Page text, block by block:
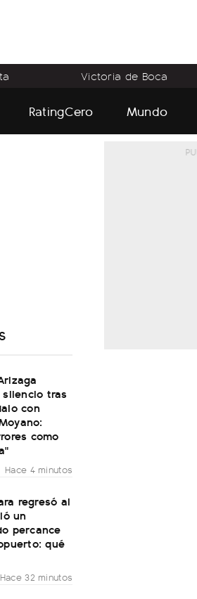
Victoria de Boca
RatingCero Mundo
tras
con
como
Hace 4 minutos
regresó al
un
percance
qué
Hace 32 minutos